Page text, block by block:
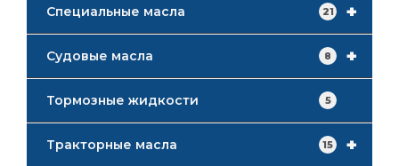
+
Специальные масла 21
+
Судовые масла 8
Тормозные жидкости 5
+
Тракторные масла 15